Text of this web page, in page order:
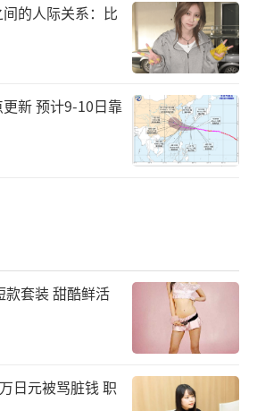
的人际关系：比
新 预计9-10日靠
套装 甜酷鲜活
日元被骂脏钱 职